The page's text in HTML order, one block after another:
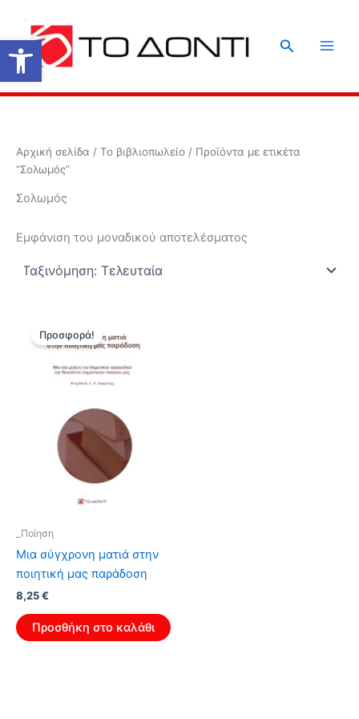
Ανοίξτε τη γραμμή εργαλείων
περιεχόμενο
Αναζήτηση
Αρχική σελίδα / Το βιβλιοπωλείο / Προϊόντα με ετικέτα
“Σολωμός”
Σολωμός
Εμφάνιση του μοναδικού αποτελέσματος
Προσφορά!
_Ποίηση
Μια σύγχρονη ματιά στην
ποιητική μας παράδοση
Original
was:
13,20 €.
8,25€
τιμή
είναι:
Προσθήκη στο καλάθι